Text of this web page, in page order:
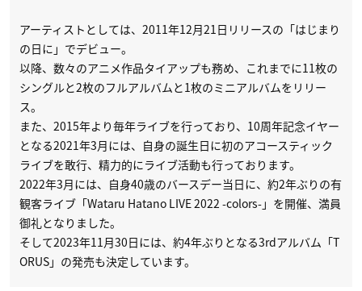
アーティストとしては、2011年12月21日リリースの「はじまり
の日に」でデビュー。
以降、数々のアニメ作品タイアップも務め、これまでに11枚の
シングルと2枚のフルアルバムと1枚のミニアルバムをリリー
ス。
また、2015年より毎年ライブを行っており、10周年記念イヤー
となる2021年3月には、自身の誕生日に初のアコースティック
ライブを敢行、精力的にライブ活動も行っております。
2022年3月には、自身40歳のバースデー当日に、約2年ぶりの有
観客ライブ「Wataru Hatano LIVE 2022 -colors-」を開催、満員
御礼となりました。
そして2023年11月30日には、約4年ぶりとなる3rdアルバム「T
ORUS」の発売も決定しています。